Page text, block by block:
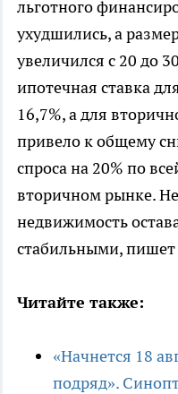
льготного
ухудшились, а
увеличился с 20 до
ипотечная ставка
16,7%, а для
привело к общему
спроса на 20% по
вторичном рынке.
недвижимость
стабильными, пишет
Читайте также:
«Начнется 18
подряд».